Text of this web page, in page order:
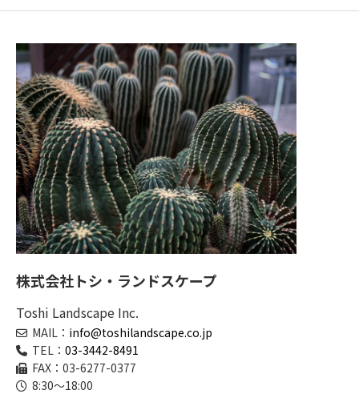
株式会社トシ・ランドスケープ
Toshi Landscape Inc.
MAIL： info@toshilandscape.co.jp
TEL： 03-3442-8491
FAX：03-6277-0377
8:30～18:00